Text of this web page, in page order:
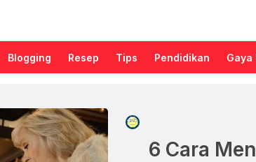
Blogging Resep Tips Pendidikan Gaya
6 Cara